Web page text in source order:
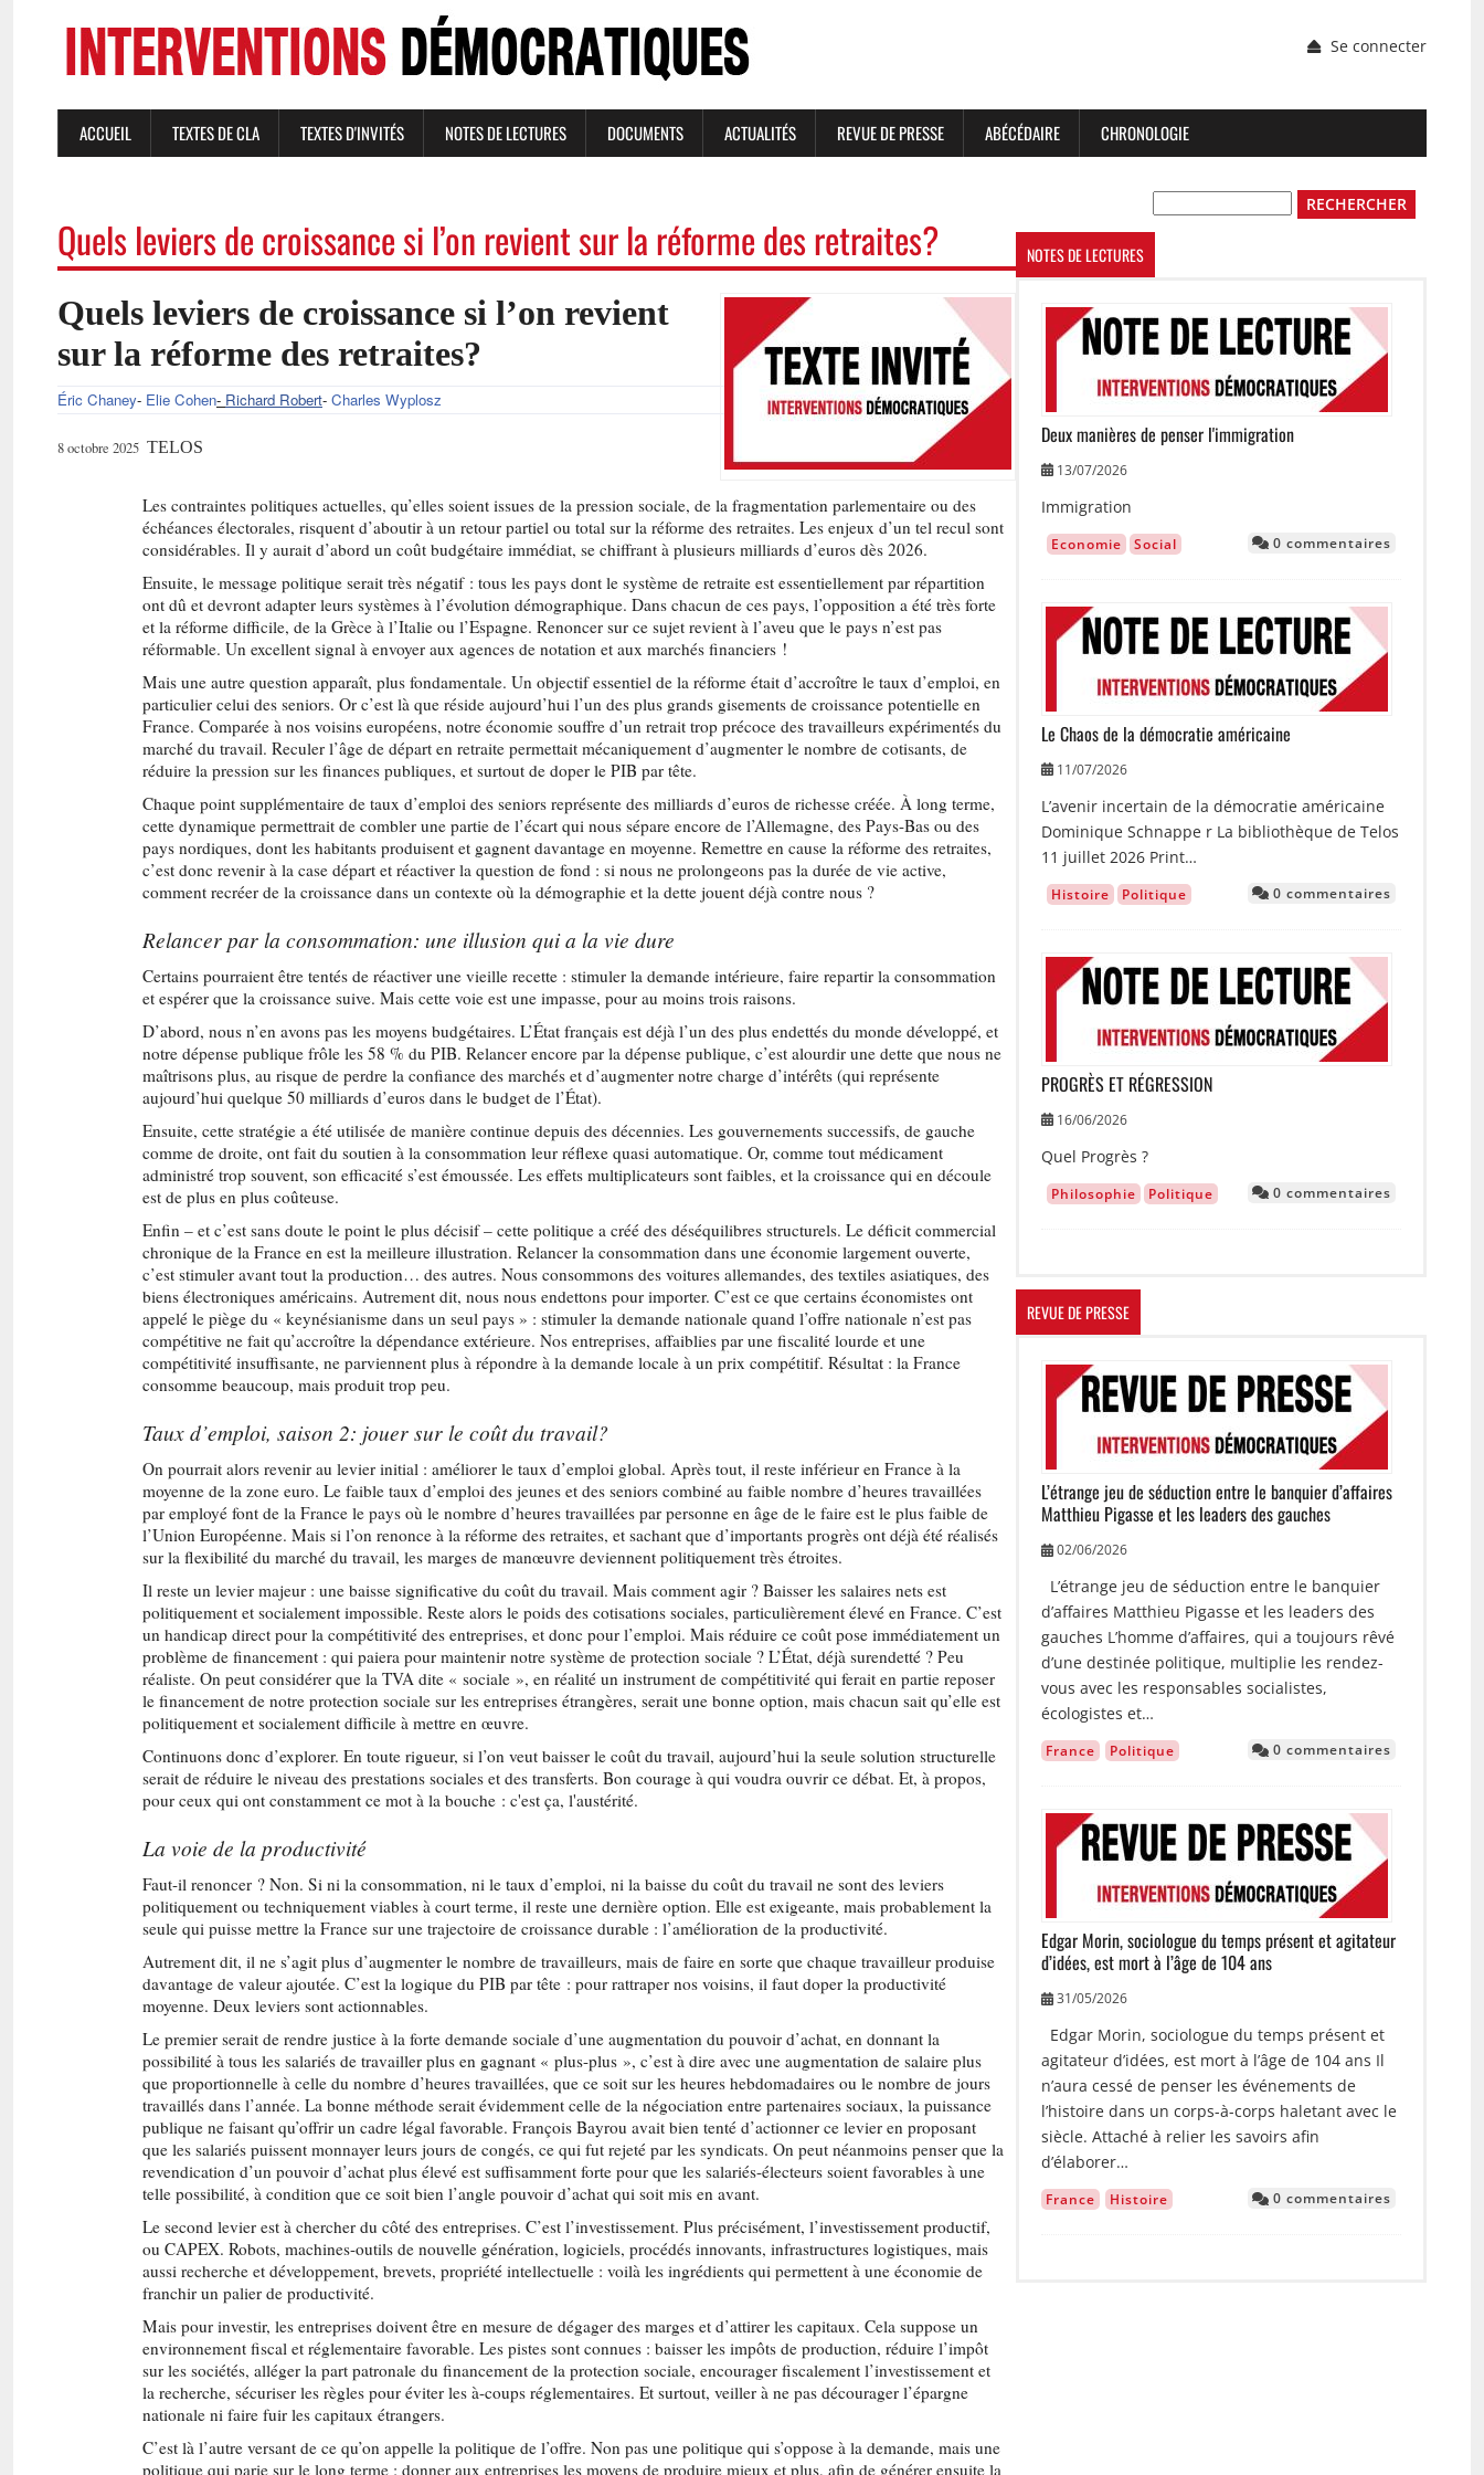
du
l'utilisateur
Se connecter
NAVIGATION
PRINCIPALE
ACCUEIL TEXTES DE CLA TEXTES D'INVITÉS NOTES DE LECTURES DOCUMENTS ACTUALITÉS REVUE DE PRESSE ABÉCÉDAIRE CHRONOLOGIE
Quels leviers de croissance si l’on revient sur la réforme des retraites?
Quels leviers de croissance si l’on revient
sur la réforme des retraites?
Éric Chaney- Elie Cohen- Richard Robert- Charles Wyplosz
8 octobre 2025 TELOS
Les contraintes politiques actuelles, qu’elles soient issues de la pression sociale, de la fragmentation parlementaire ou des
échéances électorales, risquent d’aboutir à un retour partiel ou total sur la réforme des retraites. Les enjeux d’un tel recul sont
considérables. Il y aurait d’abord un coût budgétaire immédiat, se chiffrant à plusieurs milliards d’euros dès 2026.
Ensuite, le message politique serait très négatif : tous les pays dont le système de retraite est essentiellement par répartition
ont dû et devront adapter leurs systèmes à l’évolution démographique. Dans chacun de ces pays, l’opposition a été très forte
et la réforme difficile, de la Grèce à l’Italie ou l’Espagne. Renoncer sur ce sujet revient à l’aveu que le pays n’est pas
réformable. Un excellent signal à envoyer aux agences de notation et aux marchés financiers !
Mais une autre question apparaît, plus fondamentale. Un objectif essentiel de la réforme était d’accroître le taux d’emploi, en
particulier celui des seniors. Or c’est là que réside aujourd’hui l’un des plus grands gisements de croissance potentielle en
France. Comparée à nos voisins européens, notre économie souffre d’un retrait trop précoce des travailleurs expérimentés du
marché du travail. Reculer l’âge de départ en retraite permettait mécaniquement d’augmenter le nombre de cotisants, de
réduire la pression sur les finances publiques, et surtout de doper le PIB par tête.
Chaque point supplémentaire de taux d’emploi des seniors représente des milliards d’euros de richesse créée. À long terme,
cette dynamique permettrait de combler une partie de l’écart qui nous sépare encore de l’Allemagne, des Pays-Bas ou des
pays nordiques, dont les habitants produisent et gagnent davantage en moyenne. Remettre en cause la réforme des retraites,
c’est donc revenir à la case départ et réactiver la question de fond : si nous ne prolongeons pas la durée de vie active,
comment recréer de la croissance dans un contexte où la démographie et la dette jouent déjà contre nous ?
Relancer par la consommation: une illusion qui a la vie dure
Certains pourraient être tentés de réactiver une vieille recette : stimuler la demande intérieure, faire repartir la consommation
et espérer que la croissance suive. Mais cette voie est une impasse, pour au moins trois raisons.
D’abord, nous n’en avons pas les moyens budgétaires. L’État français est déjà l’un des plus endettés du monde développé, et
notre dépense publique frôle les 58 % du PIB. Relancer encore par la dépense publique, c’est alourdir une dette que nous ne
maîtrisons plus, au risque de perdre la confiance des marchés et d’augmenter notre charge d’intérêts (qui représente
aujourd’hui quelque 50 milliards d’euros dans le budget de l’État).
Ensuite, cette stratégie a été utilisée de manière continue depuis des décennies. Les gouvernements successifs, de gauche
comme de droite, ont fait du soutien à la consommation leur réflexe quasi automatique. Or, comme tout médicament
administré trop souvent, son efficacité s’est émoussée. Les effets multiplicateurs sont faibles, et la croissance qui en découle
est de plus en plus coûteuse.
Enfin – et c’est sans doute le point le plus décisif – cette politique a créé des déséquilibres structurels. Le déficit commercial
chronique de la France en est la meilleure illustration. Relancer la consommation dans une économie largement ouverte,
c’est stimuler avant tout la production… des autres. Nous consommons des voitures allemandes, des textiles asiatiques, des
biens électroniques américains. Autrement dit, nous nous endettons pour importer. C’est ce que certains économistes ont
appelé le piège du « keynésianisme dans un seul pays » : stimuler la demande nationale quand l’offre nationale n’est pas
compétitive ne fait qu’accroître la dépendance extérieure. Nos entreprises, affaiblies par une fiscalité lourde et une
compétitivité insuffisante, ne parviennent plus à répondre à la demande locale à un prix compétitif. Résultat : la France
consomme beaucoup, mais produit trop peu.
Taux d’emploi, saison 2: jouer sur le coût du travail?
On pourrait alors revenir au levier initial : améliorer le taux d’emploi global. Après tout, il reste inférieur en France à la
moyenne de la zone euro. Le faible taux d’emploi des jeunes et des seniors combiné au faible nombre d’heures travaillées
par employé font de la France le pays où le nombre d’heures travaillées par personne en âge de le faire est le plus faible de
l’Union Européenne. Mais si l’on renonce à la réforme des retraites, et sachant que d’importants progrès ont déjà été réalisés
sur la flexibilité du marché du travail, les marges de manœuvre deviennent politiquement très étroites.
Il reste un levier majeur : une baisse significative du coût du travail. Mais comment agir ? Baisser les salaires nets est
politiquement et socialement impossible. Reste alors le poids des cotisations sociales, particulièrement élevé en France. C’est
un handicap direct pour la compétitivité des entreprises, et donc pour l’emploi. Mais réduire ce coût pose immédiatement un
problème de financement : qui paiera pour maintenir notre système de protection sociale ? L’État, déjà surendetté ? Peu
réaliste. On peut considérer que la TVA dite « sociale », en réalité un instrument de compétitivité qui ferait en partie reposer
le financement de notre protection sociale sur les entreprises étrangères, serait une bonne option, mais chacun sait qu’elle est
politiquement et socialement difficile à mettre en œuvre.
Continuons donc d’explorer. En toute rigueur, si l’on veut baisser le coût du travail, aujourd’hui la seule solution structurelle
serait de réduire le niveau des prestations sociales et des transferts. Bon courage à qui voudra ouvrir ce débat. Et, à propos,
pour ceux qui ont constamment ce mot à la bouche : c'est ça, l'austérité.
La voie de la productivité
Faut-il renoncer ? Non. Si ni la consommation, ni le taux d’emploi, ni la baisse du coût du travail ne sont des leviers
politiquement ou techniquement viables à court terme, il reste une dernière option. Elle est exigeante, mais probablement la
seule qui puisse mettre la France sur une trajectoire de croissance durable : l’amélioration de la productivité.
Autrement dit, il ne s’agit plus d’augmenter le nombre de travailleurs, mais de faire en sorte que chaque travailleur produise
davantage de valeur ajoutée. C’est la logique du PIB par tête : pour rattraper nos voisins, il faut doper la productivité
moyenne. Deux leviers sont actionnables.
Le premier serait de rendre justice à la forte demande sociale d’une augmentation du pouvoir d’achat, en donnant la
possibilité à tous les salariés de travailler plus en gagnant « plus-plus », c’est à dire avec une augmentation de salaire plus
que proportionnelle à celle du nombre d’heures travaillées, que ce soit sur les heures hebdomadaires ou le nombre de jours
travaillés dans l’année. La bonne méthode serait évidemment celle de la négociation entre partenaires sociaux, la puissance
publique ne faisant qu’offrir un cadre légal favorable. François Bayrou avait bien tenté d’actionner ce levier en proposant
que les salariés puissent monnayer leurs jours de congés, ce qui fut rejeté par les syndicats. On peut néanmoins penser que la
revendication d’un pouvoir d’achat plus élevé est suffisamment forte pour que les salariés-électeurs soient favorables à une
telle possibilité, à condition que ce soit bien l’angle pouvoir d’achat qui soit mis en avant.
Le second levier est à chercher du côté des entreprises. C’est l’investissement. Plus précisément, l’investissement productif,
ou CAPEX. Robots, machines-outils de nouvelle génération, logiciels, procédés innovants, infrastructures logistiques, mais
aussi recherche et développement, brevets, propriété intellectuelle : voilà les ingrédients qui permettent à une économie de
franchir un palier de productivité.
Mais pour investir, les entreprises doivent être en mesure de dégager des marges et d’attirer les capitaux. Cela suppose un
environnement fiscal et réglementaire favorable. Les pistes sont connues : baisser les impôts de production, réduire l’impôt
sur les sociétés, alléger la part patronale du financement de la protection sociale, encourager fiscalement l’investissement et
la recherche, sécuriser les règles pour éviter les à-coups réglementaires. Et surtout, veiller à ne pas décourager l’épargne
nationale ni faire fuir les capitaux étrangers.
C’est là l’autre versant de ce qu’on appelle la politique de l’offre. Non pas une politique qui s’oppose à la demande, mais une
politique qui parie sur le long terme : donner aux entreprises les moyens de produire mieux et plus, afin de générer ensuite la
NOTES DE LECTURES
Image
Deux manières de penser l'immigration
13/07/2026
Immigration
Economie Social 0 commentaires
Image
Le Chaos de la démocratie américaine
11/07/2026
L’avenir incertain de la démocratie américaine
Dominique Schnappe r La bibliothèque de Telos
11 juillet 2026 Print…
Histoire Politique 0 commentaires
Image
PROGRÈS ET RÉGRESSION
16/06/2026
Quel Progrès ?
Philosophie Politique 0 commentaires
REVUE DE PRESSE
Image
L’étrange jeu de séduction entre le banquier d’affaires
Matthieu Pigasse et les leaders des gauches
02/06/2026
L’étrange jeu de séduction entre le banquier
d’affaires Matthieu Pigasse et les leaders des
gauches L’homme d’affaires, qui a toujours rêvé
d’une destinée politique, multiplie les rendez-
vous avec les responsables socialistes,
écologistes et…
France Politique 0 commentaires
Image
Edgar Morin, sociologue du temps présent et agitateur
d’idées, est mort à l’âge de 104 ans
31/05/2026
Edgar Morin, sociologue du temps présent et
agitateur d’idées, est mort à l’âge de 104 ans Il
n’aura cessé de penser les événements de
l’histoire dans un corps-à-corps haletant avec le
siècle. Attaché à relier les savoirs afin
d’élaborer…
France Histoire 0 commentaires